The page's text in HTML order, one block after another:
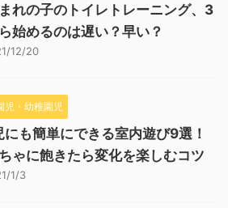
れの子のトイレトレーニング、3
始めるのは遅い？早い？
12/20
児・幼稚園児
にも簡単にできる室内遊び9選！
ゃに飽きたら変化を楽しむコツ
1/3